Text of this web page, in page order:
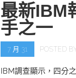
最新IBM
手之一
7 月 31 POSTED
IBM調查顯示，四分